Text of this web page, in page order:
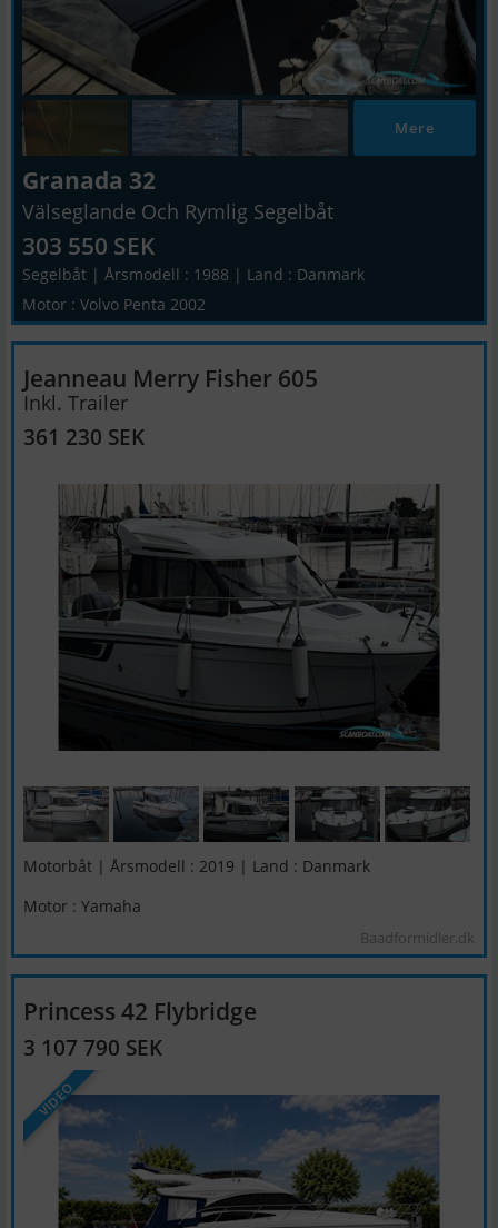
Mere
Granada 32
Välseglande Och Rymlig Segelbåt
303 550 SEK
Segelbåt | Årsmodell : 1988 | Land : Danmark
Motor : Volvo Penta 2002
Jeanneau Merry Fisher 605
Inkl. Trailer
361 230 SEK
Motorbåt | Årsmodell : 2019 | Land : Danmark
Motor : Yamaha
Baadformidler.dk
Princess 42 Flybridge
3 107 790 SEK
VIDEO